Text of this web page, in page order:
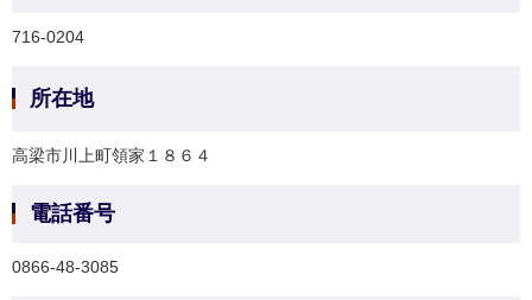
716-0204
所在地
高梁市川上町領家１８６４
電話番号
0866-48-3085